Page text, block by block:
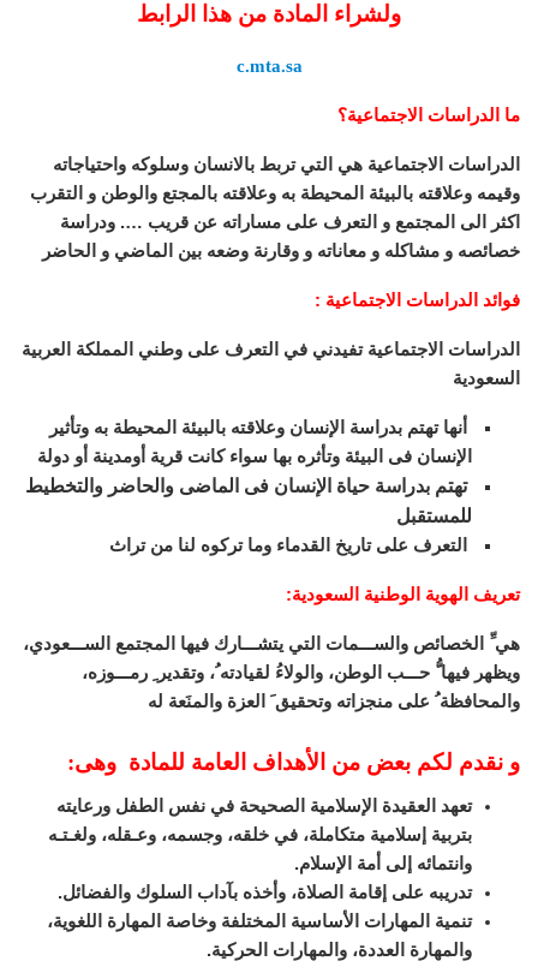
ولشراء المادة من هذا الرابط
c.mta.sa
ما الدراسات الاجتماعية؟
الدراسات الاجتماعية هي التي تربط بالانسان وسلوكه واحتياجاته
وقيمه وعلاقته بالبيئة المحيطة به وعلاقته بالمجتع والوطن و التقرب
اكثر الى المجتمع و التعرف على مساراته عن قريب …. ودراسة
خصائصه و مشاكله و معاناته و وقارنة وضعه بين الماضي و الحاضر
فوائد الدراسات الاجتماعية :
الدراسات الاجتماعية تفيدني في التعرف على وطني المملكة العربية
السعودية
أنها تهتم بدراسة الإنسان وعلاقته بالبيئة المحيطة به وتأثير
الإنسان فى البيئة وتأثره بها سواء كانت قرية أومدينة أو دولة
تهتم بدراسة حياة الإنسان فى الماضى والحاضر والتخطيط
للمستقبل
التعرف على تاريخ القدماء وما تركوه لنا من تراث
تعريف الهوية الوطنية السعودية:
هي ِّ الخصائص والســـمات التي يتشـــارك فيها المجتمع الســـعودي،
ويظهر فيها ُّ حـــب الوطن، والولاءُ لقيادته ُ، وتقدير ِ رمـــوزه،
والمحافظة ُ على منجزاته وتحقيق َ العزة والمنَعة له
و نقدم لكم بعض من الأهداف العامة للمادة وهى:
تعهد العقيدة الإسلامية الصحيحة في نفس الطفل ورعايته
بتربية إسلامية متكاملة، في خلقه، وجسمه، وعـقله، ولغـتـه
وانتمائه إلى أمة الإسلام.
تدريبه على إقامة الصلاة، وأخذه بآداب السلوك والفضائل.
تنمية المهارات الأساسية المختلفة وخاصة المهارة اللغوية،
والمهارة العددة، والمهارات الحركية.